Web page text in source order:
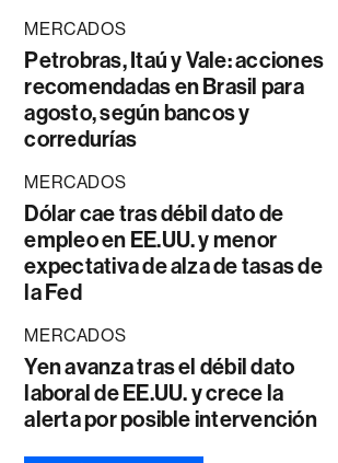
MERCADOS
Petrobras, Itaú y Vale: acciones
recomendadas en Brasil para
agosto, según bancos y
corredurías
MERCADOS
Dólar cae tras débil dato de
empleo en EE.UU. y menor
expectativa de alza de tasas de
la Fed
MERCADOS
Yen avanza tras el débil dato
laboral de EE.UU. y crece la
alerta por posible intervención